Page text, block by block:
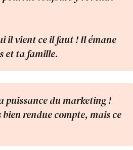
il vient ce il faut ! Il émane
et ta famille.
puissance du marketing !
bien rendue compte, mais ce